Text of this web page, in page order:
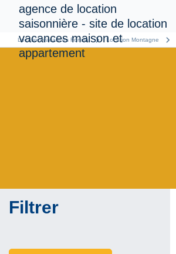
Location vacances Foncia chevron_right Location Montagne chevron_right
Filtrer